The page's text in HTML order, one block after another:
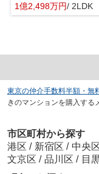
1億2,498万円/ 2LDK
東京の仲介手数料半額・無
きのマンションを購入する
市区町村から探す
港区 / 新宿区 / 中央
文京区 / 品川区 / 目